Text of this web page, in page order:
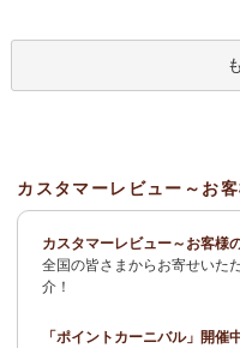
3/11：リボン付きブラウス
3/11：イレギュラーヘム タ
イクオリティ◇で仕立てた
2/4： 長財布L字ファスナー
カスタマーレビュー～お
カスタマーレビュー～お客様
全国の皆さまからお寄せいた
介！
「ポイントカーニバル」開催